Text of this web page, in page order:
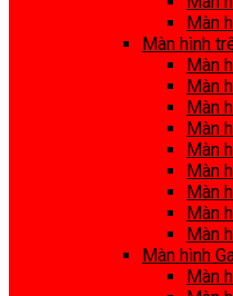
Màn
Màn hình
Màn
Màn
Màn
Màn
Màn
Màn
Màn
Màn
Màn
Màn hình
Màn